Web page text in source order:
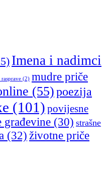
Imena i nadimci
(2) mudre priče
(55)poezija
(101) povijesne
građevine (30) strašne
(32) životne priče